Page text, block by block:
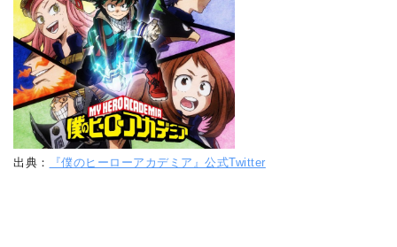
出典： 『僕のヒーローアカデミア』公式Twitter